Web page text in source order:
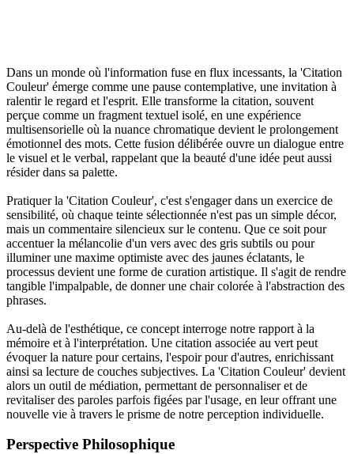
Dans un monde où l'information fuse en flux incessants, la 'Citation
Couleur' émerge comme une pause contemplative, une invitation à
ralentir le regard et l'esprit. Elle transforme la citation, souvent
perçue comme un fragment textuel isolé, en une expérience
multisensorielle où la nuance chromatique devient le prolongement
émotionnel des mots. Cette fusion délibérée ouvre un dialogue entre
le visuel et le verbal, rappelant que la beauté d'une idée peut aussi
résider dans sa palette.
Pratiquer la 'Citation Couleur', c'est s'engager dans un exercice de
sensibilité, où chaque teinte sélectionnée n'est pas un simple décor,
mais un commentaire silencieux sur le contenu. Que ce soit pour
accentuer la mélancolie d'un vers avec des gris subtils ou pour
illuminer une maxime optimiste avec des jaunes éclatants, le
processus devient une forme de curation artistique. Il s'agit de rendre
tangible l'impalpable, de donner une chair colorée à l'abstraction des
phrases.
Au-delà de l'esthétique, ce concept interroge notre rapport à la
mémoire et à l'interprétation. Une citation associée au vert peut
évoquer la nature pour certains, l'espoir pour d'autres, enrichissant
ainsi sa lecture de couches subjectives. La 'Citation Couleur' devient
alors un outil de médiation, permettant de personnaliser et de
revitaliser des paroles parfois figées par l'usage, en leur offrant une
nouvelle vie à travers le prisme de notre perception individuelle.
Perspective Philosophique